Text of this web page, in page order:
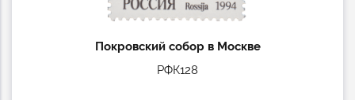
Покровский собор в Москве
РФК128